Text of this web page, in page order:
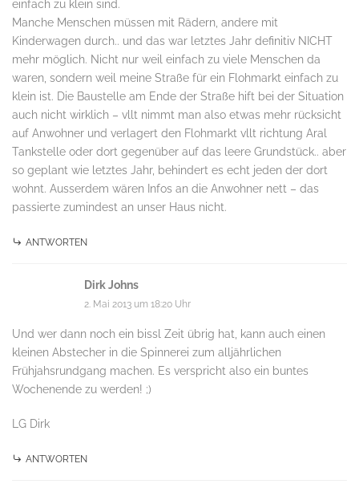
einfach zu klein sind.
Manche Menschen müssen mit Rädern, andere mit
Kinderwagen durch.. und das war letztes Jahr definitiv NICHT
mehr möglich. Nicht nur weil einfach zu viele Menschen da
waren, sondern weil meine Straße für ein Flohmarkt einfach zu
klein ist. Die Baustelle am Ende der Straße hift bei der Situation
auch nicht wirklich – vllt nimmt man also etwas mehr rücksicht
auf Anwohner und verlagert den Flohmarkt vllt richtung Aral
Tankstelle oder dort gegenüber auf das leere Grundstück.. aber
so geplant wie letztes Jahr, behindert es echt jeden der dort
wohnt. Ausserdem wären Infos an die Anwohner nett – das
passierte zumindest an unser Haus nicht.
ANTWORTEN
Dirk Johns
2. Mai 2013 um 18:20 Uhr
Und wer dann noch ein bissl Zeit übrig hat, kann auch einen
kleinen Abstecher in die Spinnerei zum alljährlichen
Frühjahsrundgang machen. Es verspricht also ein buntes
Wochenende zu werden! ;)
LG Dirk
ANTWORTEN